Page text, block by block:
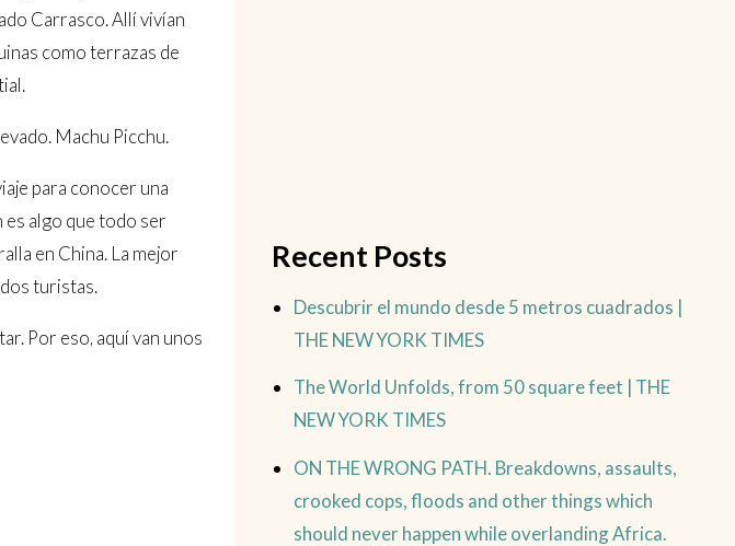
Carrasco. Allí vivían
como terrazas de
Machu Picchu.
para conocer una
algo que todo ser
en China. La mejor
turistas.
Por eso, aquí van unos
Recent Posts
Descubrir el mundo desde 5 metros cuadrados |
THE NEW YORK TIMES
The World Unfolds, from 50 square feet | THE
NEW YORK TIMES
ON THE WRONG PATH. Breakdowns, assaults,
crooked cops, floods and other things which
should never happen while overlanding Africa.